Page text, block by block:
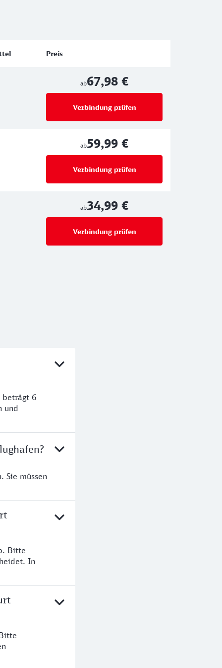
Preis
ab67,98 €
Verbindung prüfen
ab59,99 €
Verbindung prüfen
ab34,99 €
Verbindung prüfen
beträgt 6
und
Sie müssen
Bitte
In